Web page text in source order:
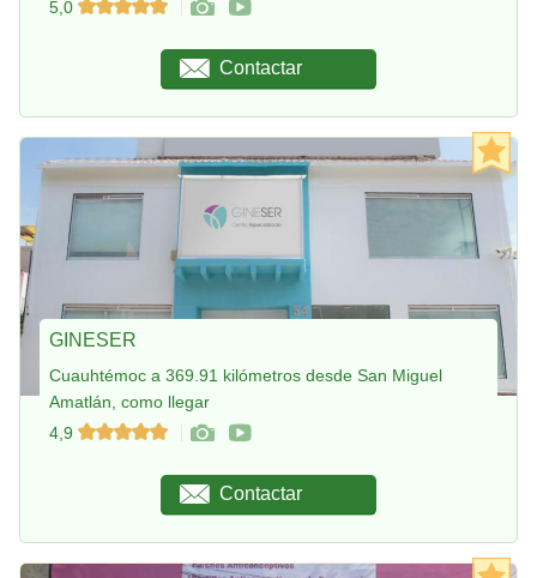
5,0
Contactar
GINESER
Cuauhtémoc a 369.91 kilómetros desde San Miguel
Amatlán, como llegar
4,9
Contactar